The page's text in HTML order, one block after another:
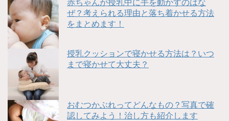
赤ちゃんが授乳中に手を動かすのはな
ぜ？考えられる理由と落ち着かせる方法
をまとめます！
授乳クッションで寝かせる方法は？いつ
まで寝かせて大丈夫？
おむつかぶれってどんなもの？写真で確
認してみよう！治し方も紹介します